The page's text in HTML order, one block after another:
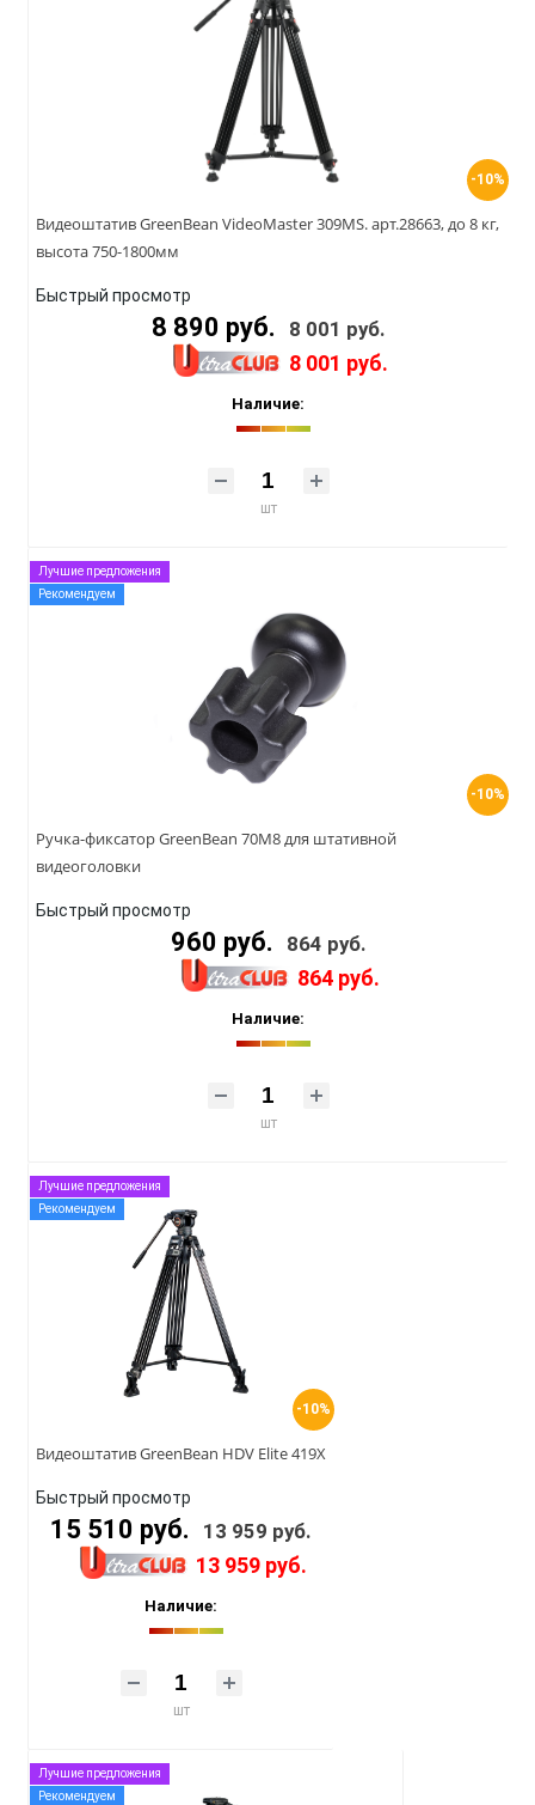
-10%
Видеоштатив GreenBean VideoMaster 309MS. арт.28663, до 8 кг,
высота 750-1800мм
Быстрый просмотр
8 890 руб. 8 001 руб.
8 001 руб.
Наличие:
шт
-10%
Лучшие предложения
Рекомендуем
Ручка-фиксатор GreenBean 70M8 для штативной
видеоголовки
Быстрый просмотр
960 руб. 864 руб.
864 руб.
Наличие:
шт
-10%
Лучшие предложения
Рекомендуем
Видеоштатив GreenBean HDV Elite 419X
Быстрый просмотр
15 510 руб. 13 959 руб.
13 959 руб.
Наличие:
шт
Лучшие предложения
Рекомендуем